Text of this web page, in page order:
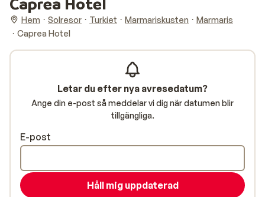
Hem Solresor Turkiet Marmariskusten
Marmaris
Caprea Hotel
Letar du efter nya avresedatum?
Ange din e-post så meddelar vi dig när datumen blir
tillgängliga.
E-post
Håll mig uppdaterad